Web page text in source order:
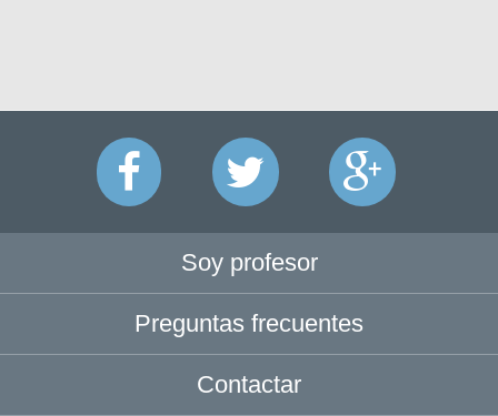
Soy profesor
Preguntas frecuentes
Contactar